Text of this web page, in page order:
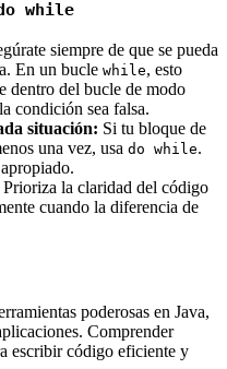
while
siempre de que se pueda
En un bucle while, esto
dentro del bucle de modo
condición sea falsa.
situación: Si tu bloque de
una vez, usa do while.
Prioriza la claridad del código
cuando la diferencia de
poderosas en Java,
Comprender
escribir código eficiente y